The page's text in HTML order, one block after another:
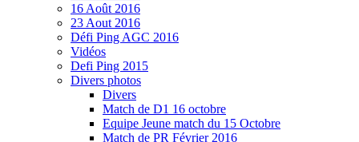
16 Août 2016
23 Aout 2016
Défi Ping AGC 2016
Vidéos
Defi Ping 2015
Divers photos
Divers
Match de D1 16 octobre
Equipe Jeune match du 15 Octobre
Match de PR Février 2016